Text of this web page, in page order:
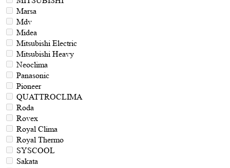
Marsa
Mdv
Midea
Mitsubishi Electric
Mitsubishi Heavy
Neoclima
Panasonic
Pioneer
QUATTROCLIMA
Roda
Rovex
Royal Clima
Royal Thermo
SYSCOOL
Sakata